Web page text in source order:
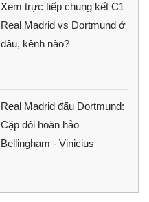
Xem trực tiếp chung kết C1
Real Madrid vs Dortmund ở
đâu, kênh nào?
Real Madrid đấu Dortmund:
Cặp đôi hoàn hảo
Bellingham - Vinicius